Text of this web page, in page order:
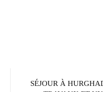
SÉJOUR À